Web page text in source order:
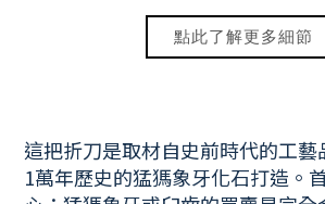
這把折刀是取材自史前時代的工藝
1萬年歷史的猛獁象牙化石打造。